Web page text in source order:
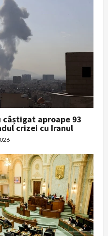
aproape 93
crizei cu Iranul